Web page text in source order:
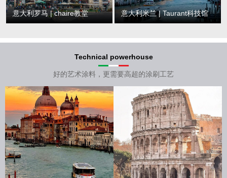
意大利罗马 | chaire教堂 意大利米兰 | Taurant科技馆
Technical powerhouse
好的艺术涂料，更需要高超的涂刷工艺